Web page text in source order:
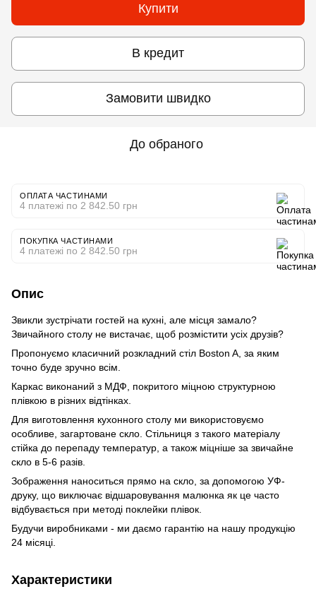
Купити
В кредит
Замовити швидко
До обраного
ОПЛАТА ЧАСТИНАМИ
4 платежі по 2 842.50 грн
ПОКУПКА ЧАСТИНАМИ
4 платежі по 2 842.50 грн
Опис
Звикли зустрічати гостей на кухні, але місця замало?
Звичайного столу не вистачає, щоб розмістити усіх друзів?
Пропонуємо класичний розкладний стіл Boston A, за яким
точно буде зручно всім.
Каркас виконаний з МДФ, покритого міцною структурною
плівкою в різних відтінках.
Для виготовлення кухонного столу ми використовуємо
особливе, загартоване скло. Стільниця з такого матеріалу
стійка до перепаду температур, а також міцніше за звичайне
скло в 5-6 разів.
Зображення наноситься прямо на скло, за допомогою УФ-
друку, що виключає відшаровування малюнка як це часто
відбувається при методі поклейки плівок.
Будучи виробниками - ми даємо гарантію на нашу продукцію
24 місяці.
Характеристики